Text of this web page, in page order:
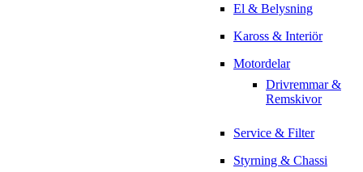
El & Belysning
Kaross & Interiör
Motordelar
Drivremmar &
Remskivor
Service & Filter
Styrning & Chassi